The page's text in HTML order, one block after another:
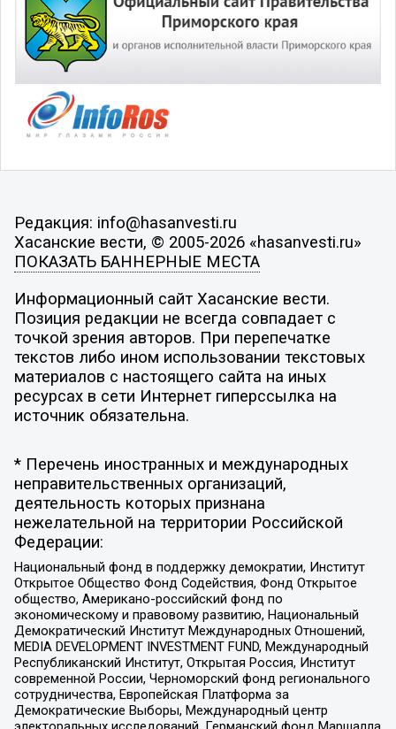
Редакция: info@hasanvesti.ru
Хасанские вести, © 2005-2026 «hasanvesti.ru»
ПОКАЗАТЬ БАННЕРНЫЕ МЕСТА
Информационный сайт Хасанские вести.
Позиция редакции не всегда совпадает с
точкой зрения авторов. При перепечатке
текстов либо ином использовании текстовых
материалов с настоящего сайта на иных
ресурсах в сети Интернет гиперссылка на
источник обязательна.
* Перечень иностранных и международных
неправительственных организаций,
деятельность которых признана
нежелательной на территории Российской
Федерации:
Национальный фонд в поддержку демократии, Институт
Открытое Общество Фонд Содействия, Фонд Открытое
общество, Американо-российский фонд по
экономическому и правовому развитию, Национальный
Демократический Институт Международных Отношений,
MEDIA DEVELOPMENT INVESTMENT FUND, Международный
Республиканский Институт, Открытая Россия, Институт
современной России, Черноморский фонд регионального
сотрудничества, Европейская Платформа за
Демократические Выборы, Международный центр